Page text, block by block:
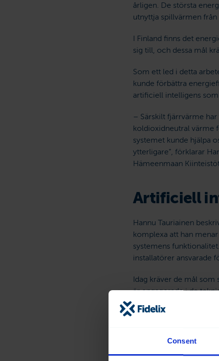
Consent
årligen. De största
utnyttja spillvärmen
I Finland finns det
sig till, och dessa mål
Som ett led i detta
kunde förbättra
artificiell intelligens
– Särskilt fjärrvärme
koldioxidneutral värme
systemet kunde hjälpa
ytterligare”, förklarar
Hämeenmaan
Artificiell
Hannu Tauriainen
komplexa att han
systemens
installatörer ansvarade
Idag kräver de mål
är engagerade i de
”Ska vi uppnå
Tauriainen. Som
”På Prisma Holma är